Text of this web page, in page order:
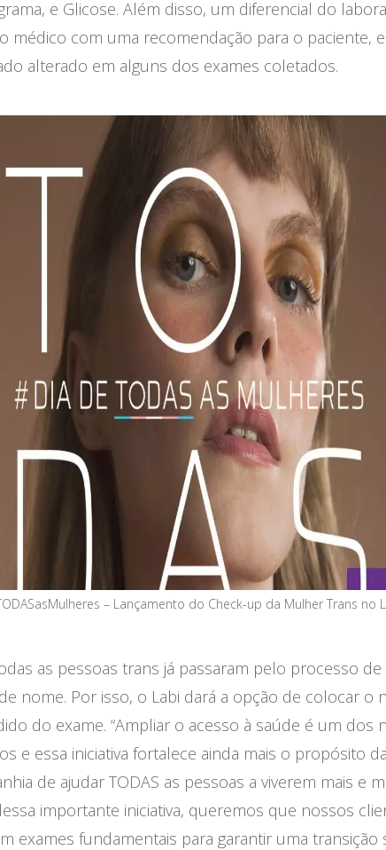
e Glicose. Além disso, um diferencial do
médico com uma recomendação para o paciente,
alterado em alguns dos exames coletados.
– Lançamento do Check-up da Mulher Trans no
as pessoas trans já passaram pelo processo
nome. Por isso, o Labi dará a opção de colocar o
do exame. “Ampliar o acesso à saúde é um dos
e essa iniciativa fortalece ainda mais o propósito da
de ajudar TODAS as pessoas a viverem mais e
importante iniciativa, queremos que nossos
exames fundamentais para garantir uma transição